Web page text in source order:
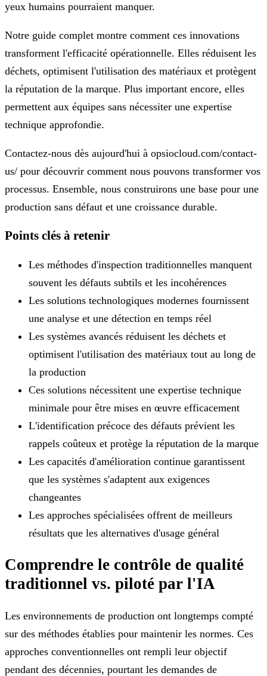
yeux humains pourraient manquer.
Notre guide complet montre comment ces innovations
transforment l'efficacité opérationnelle. Elles réduisent les
déchets, optimisent l'utilisation des matériaux et protègent
la réputation de la marque. Plus important encore, elles
permettent aux équipes sans nécessiter une expertise
technique approfondie.
Contactez-nous dès aujourd'hui à opsiocloud.com/contact-
us/ pour découvrir comment nous pouvons transformer vos
processus. Ensemble, nous construirons une base pour une
production sans défaut et une croissance durable.
Points clés à retenir
Les méthodes d'inspection traditionnelles manquent
souvent les défauts subtils et les incohérences
Les solutions technologiques modernes fournissent
une analyse et une détection en temps réel
Les systèmes avancés réduisent les déchets et
optimisent l'utilisation des matériaux tout au long de
la production
Ces solutions nécessitent une expertise technique
minimale pour être mises en œuvre efficacement
L'identification précoce des défauts prévient les
rappels coûteux et protège la réputation de la marque
Les capacités d'amélioration continue garantissent
que les systèmes s'adaptent aux exigences
changeantes
Les approches spécialisées offrent de meilleurs
résultats que les alternatives d'usage général
Comprendre le contrôle de qualité
traditionnel vs. piloté par l'IA
Les environnements de production ont longtemps compté
sur des méthodes établies pour maintenir les normes. Ces
approches conventionnelles ont rempli leur objectif
pendant des décennies, pourtant les demandes de